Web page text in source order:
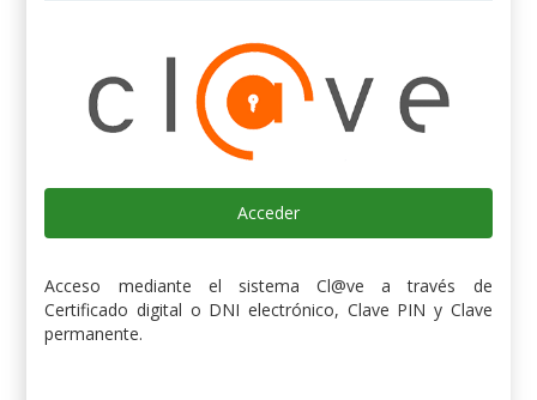
Acceder
Acceso mediante el sistema Cl@ve a través de
Certificado digital o DNI electrónico, Clave PIN y Clave
permanente.